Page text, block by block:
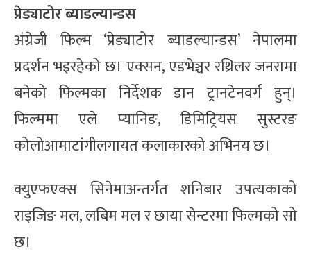
प्रेड्याटोर ब्याडल्यान्डस
अंग्रेजी फिल्म ‘प्रेड्याटोर ब्याडल्यान्डस’ नेपालमा
प्रदर्शन भइरहेको छ। एक्सन, एडभेञ्चर रथ्रिलर जनरामा
बनेको फिल्मका निर्देशक डान ट्रानटेनवर्ग हुन्।
फिल्ममा एले प्यानिङ, डिमिट्रियस सुस्टरङ
कोलोआमाटांगीलगायत कलाकारको अभिनय छ।
क्युएफएक्स सिनेमाअन्तर्गत शनिबार उपत्यकाको
राइजिङ मल, लबिम मल र छाया सेन्टरमा फिल्मको सो
छ।